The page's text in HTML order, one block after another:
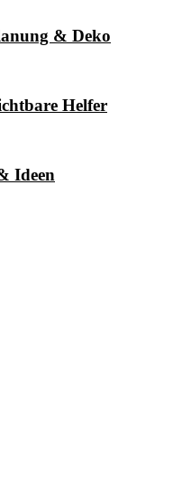
& Deko
Helfer
Ideen